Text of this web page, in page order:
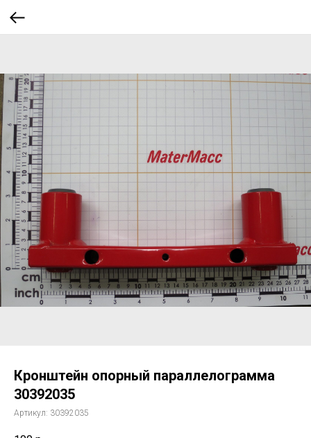
Кронштейн опорный параллелограмма
30392035
Артикул: 30392035